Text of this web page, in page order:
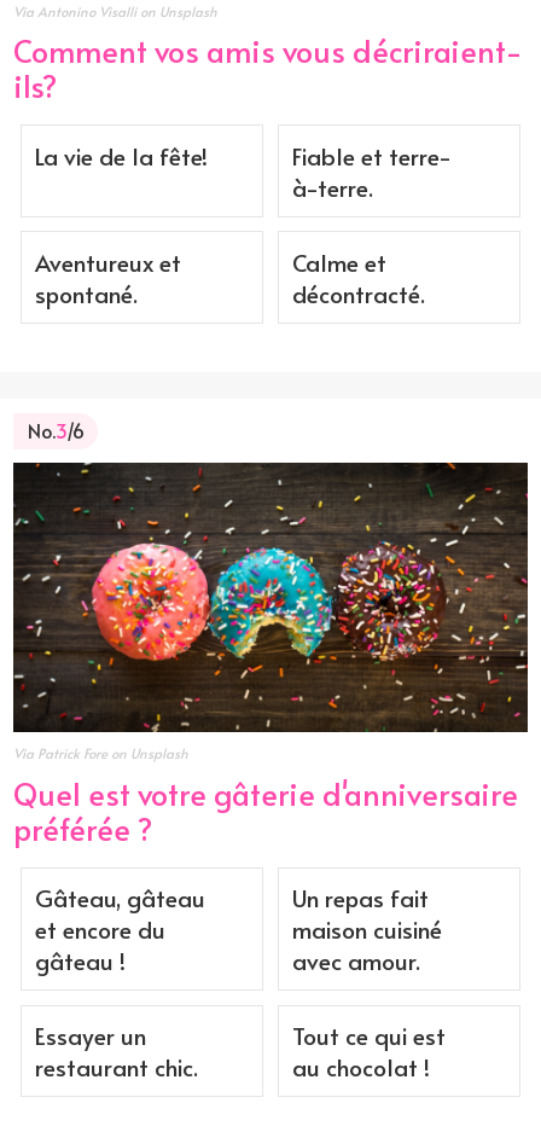
Via Antonino Visalli on Unsplash
Comment vos amis vous décriraient-
ils?
La vie de la fête!
Fiable et terre-
à-terre.
Aventureux et
spontané.
Calme et
décontracté.
No.3/6
Via Patrick Fore on Unsplash
Quel est votre gâterie d'anniversaire
préférée ?
Gâteau, gâteau
et encore du
gâteau !
Un repas fait
maison cuisiné
avec amour.
Essayer un
restaurant chic.
Tout ce qui est
au chocolat !